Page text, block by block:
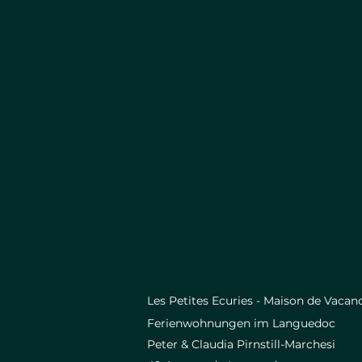
Les Petites Ecuries - Maison de
Ferienwohnungen im Languedoc
Peter & Claudia Pirnstill-Marchesi